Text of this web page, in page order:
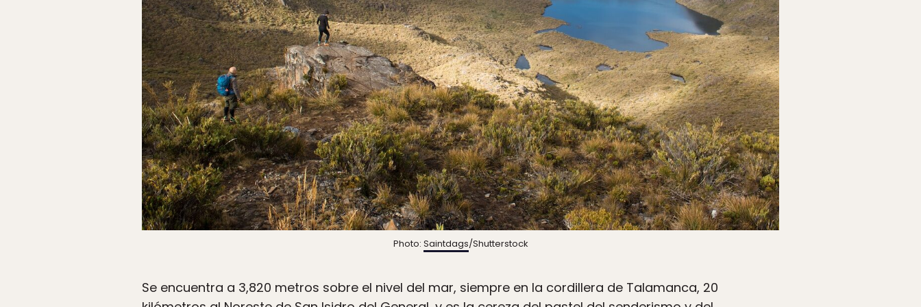
Photo: Saintdags/Shutterstock
Se encuentra a 3,820 metros sobre el nivel del mar, siempre en la cordillera de Talamanca, 20